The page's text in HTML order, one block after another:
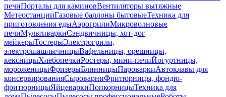
печиПорталы для каминовВентиляторы вытяжные
МетеостанцииГазовые баллоны бытовыеТехника для
приготовления едыАэрогрилиМикроволновые
печиМультиваркиСэндвичницы, хот-дог
мейкерыТостерыЭлектрогрили,
электрошашлычницыВафельницы, орешницы,
кексницыХлебопечкиРостеры, мини-печиЙогуртницы,
мороженицыФризерыБлинницыПароваркиАвтоклавы для
консервированияСыроварниФритюрницы, фондю-
фритюрницыЯйцеваркиПопкорницыТехника для